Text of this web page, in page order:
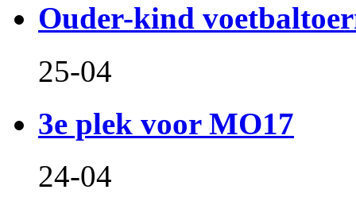
Ouder-kind
25-04
3e plek voor MO17
24-04